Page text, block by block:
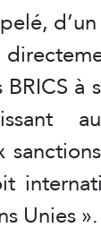
à
Unies ».